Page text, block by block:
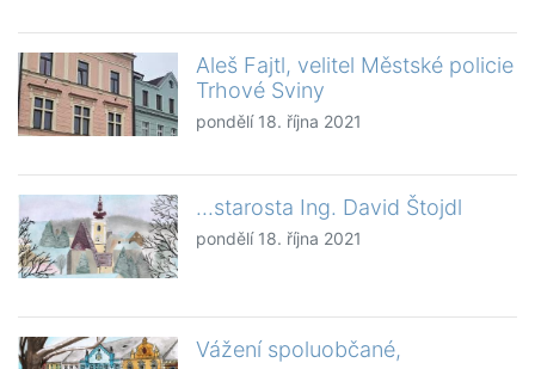
Aleš Fajtl, velitel Městské policie
Trhové Sviny
pondělí 18. října 2021
...starosta Ing. David Štojdl
pondělí 18. října 2021
Vážení spoluobčané,